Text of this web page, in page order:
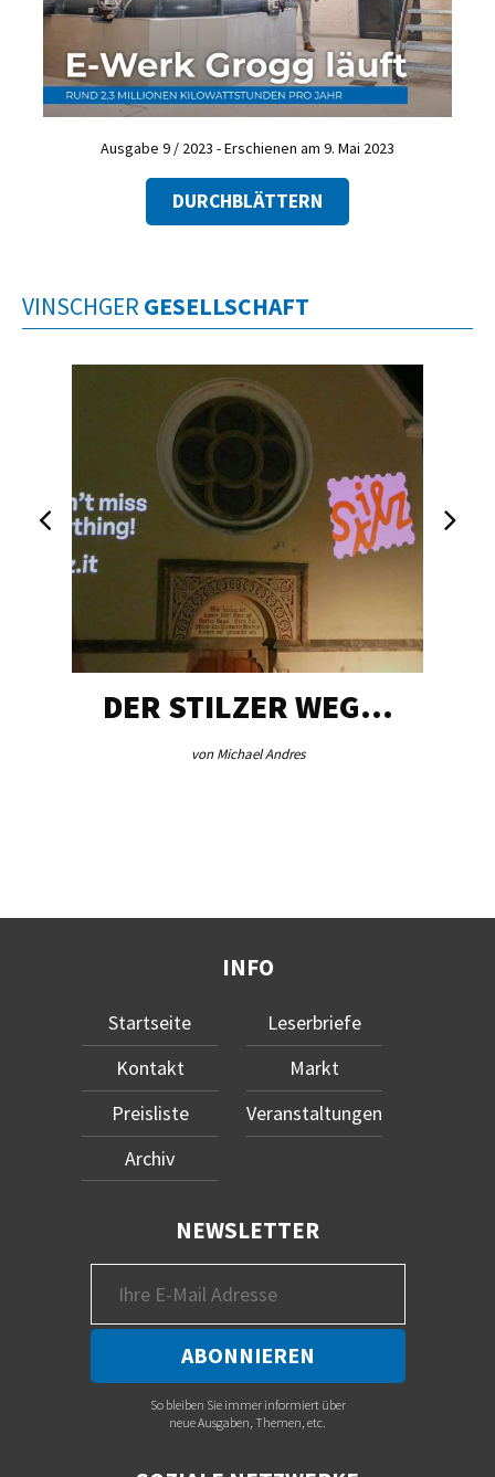
Ausgabe 9 / 2023 - Erschienen am 9. Mai 2023
DURCHBLÄTTERN
VINSCHGER GESELLSCHAFT
DER STILZER WEG…
von Michael Andres
INFO
Startseite
Kontakt
Preisliste
Archiv
Leserbriefe
Markt
Veranstaltungen
NEWSLETTER
So bleiben Sie immer informiert über
neue Ausgaben, Themen, etc.